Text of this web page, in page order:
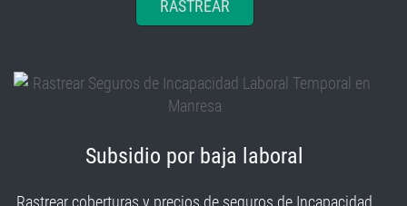
Rastrear coberturas y precios de seguros de Incapacidad
Laboral Temporal